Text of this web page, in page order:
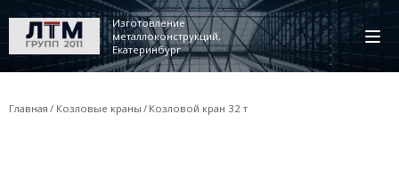
Изготовление
металлоконструкций,
Екатеринбург
Главная Козловые краны Козловой кран 32 т